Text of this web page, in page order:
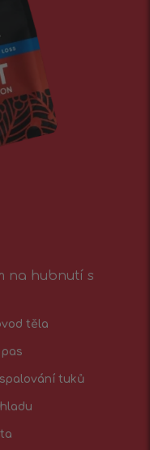
na hubnutí s
těla
tuků